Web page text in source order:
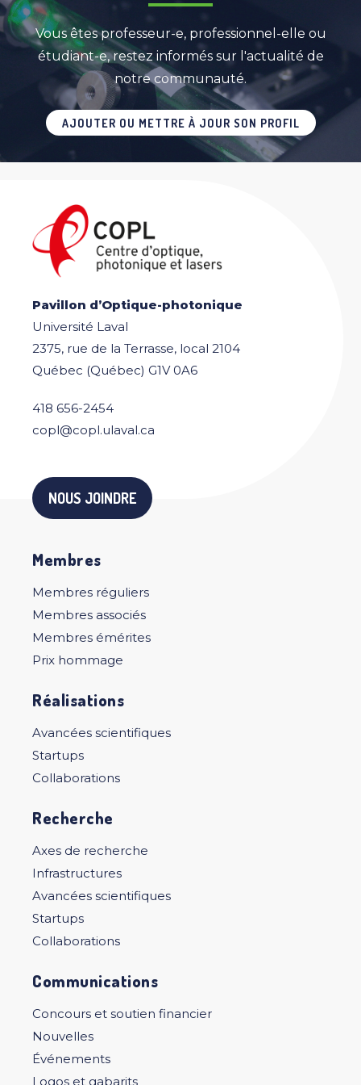
Vous êtes professeur-e, professionnel-elle ou
étudiant-e, restez informés sur l'actualité de
notre communauté.
AJOUTER OU METTRE À JOUR SON PROFIL
Pavillon d’Optique-photonique
Université Laval
2375, rue de la Terrasse, local 2104
Québec (Québec) G1V 0A6
418 656-2454
copl@copl.ulaval.ca
NOUS JOINDRE
Membres
Membres réguliers
Membres associés
Membres émérites
Prix hommage
Réalisations
Avancées scientifiques
Startups
Collaborations
Recherche
Axes de recherche
Infrastructures
Avancées scientifiques
Startups
Collaborations
Communications
Concours et soutien financier
Nouvelles
Événements
Logos et gabarits